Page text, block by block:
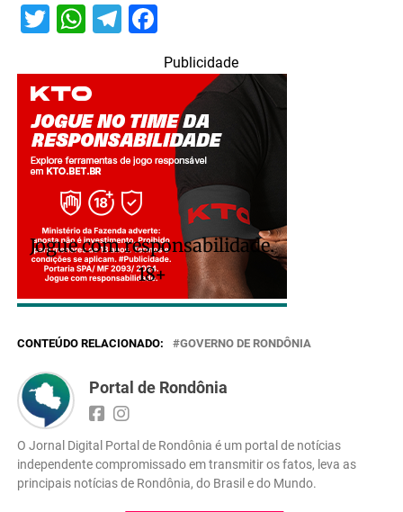
Twitter
WhatsApp
Telegram
Facebook
Publicidade
Jogue com responsabilidade.
18+
CONTEÚDO RELACIONADO: GOVERNO DE RONDÔNIA
Portal de Rondônia
O Jornal Digital Portal de Rondônia é um portal de notícias
independente compromissado em transmitir os fatos, leva as
principais notícias de Rondônia, do Brasil e do Mundo.